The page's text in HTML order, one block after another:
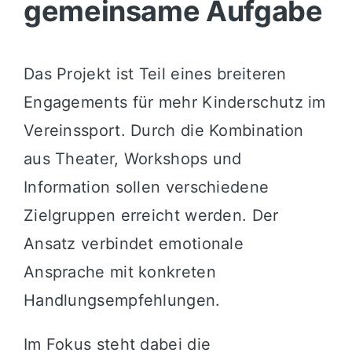
gemeinsame Aufgabe
Das Projekt ist Teil eines breiteren
Engagements für mehr Kinderschutz im
Vereinssport. Durch die Kombination
aus Theater, Workshops und
Information sollen verschiedene
Zielgruppen erreicht werden. Der
Ansatz verbindet emotionale
Ansprache mit konkreten
Handlungsempfehlungen.
Im Fokus steht dabei die